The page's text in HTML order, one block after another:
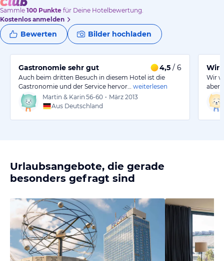
Sammle 100 Punkte für Deine Hotelbewertung.
Kostenlos anmelden
Bewerten Bilder hochladen
Gastronomie sehr gut 4,5 / 6
Auch beim dritten Besuch in diesem Hotel ist die
Gastronomie und der Service hervor…
weiterlesen
Martin & Karin 56-60 • März 2013
Aus Deutschland
Wir
Wir
aber
Urlaubsangebote, die gerade
besonders gefragt sind